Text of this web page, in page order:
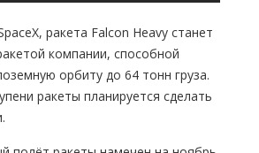
ракета Falcon Heavy станет
компании, способной
орбиту до 64 тонн груза.
ракеты планируется сделать